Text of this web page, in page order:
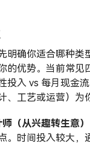
明确你适合哪种类
的优势。当前常见
投入 vs 每月现金
、工艺或运营）为
（从兴趣转生意）
。时间投入较大，